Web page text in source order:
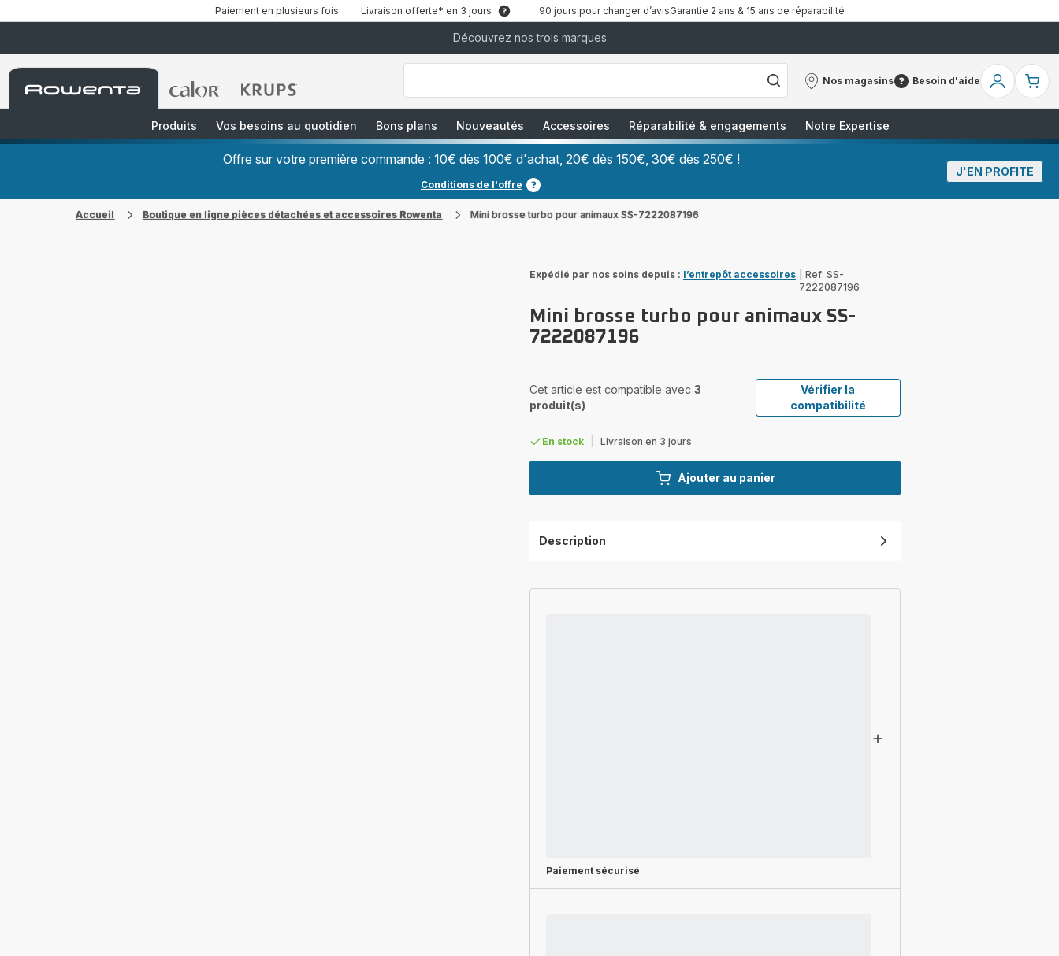
Paiement en plusieurs fois Livraison offerte* en 3 jours 90 jours pour changer d’avisGarantie 2 ans & 15 ans de réparabilité
Découvrez nos trois marques
Accueil
Rowenta
Accueil
Accueil
["Que
recherchez-
Café
Grains","Centrales
Vapeurs","Sèche
Nos magasins
Nos
Besoin d'aide
Besoin
Mon
Produits
Vos besoins au quotidien Bons plans Nouveautés Accessoires Réparabilité & engagements Notre Expertise
Offre sur votre première commande : 10€ dès 100€ d'achat, 20€ dès 150€, 30€ dès 250€ !
Conditions de l'offre
J'EN PROFITE
Accueil Boutique en ligne pièces détachées et accessoires Rowenta Mini brosse turbo pour animaux SS-7222087196
Expédié par nos soins depuis : l’entrepôt accessoires
Ref: SS-
7222087196
Mini brosse turbo pour animaux SS-
7222087196
Cet article est compatible avec 3
produit(s)
Vérifier la
compatibilité
En stock Livraison en 3 jours
Ajouter au panier
Description
Paiement sécurisé